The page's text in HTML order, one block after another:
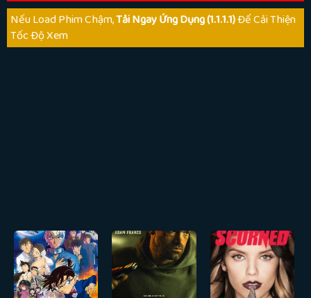
Nếu Load Phim Chậm,Tải Ngay Ứng Dụng (1.1.1.1)Để Cải Thiện
Tốc Độ Xem